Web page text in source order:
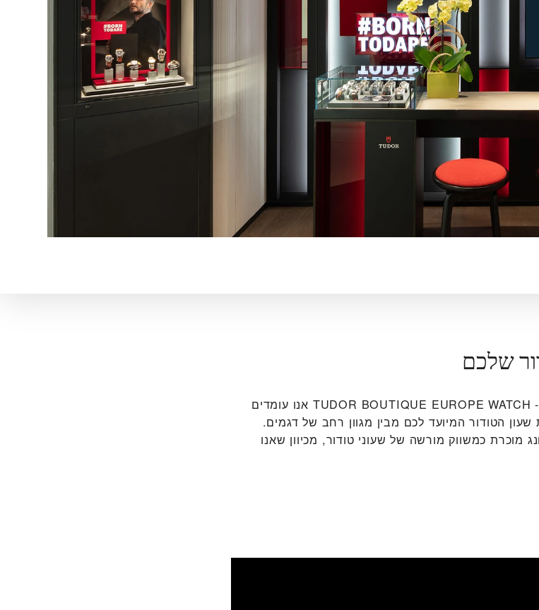
שלכם
ב‭TUDOR BOUTIQUE EUROPE WATCH - ELEMENTS, TSIM SHA TSUI‬ אנו עומדים
הטודור המיועד לכם מבין מגוון רחב של דגמים.
מוכרת כמשווק מורשה של שעוני טודור, מכיוון שאנו